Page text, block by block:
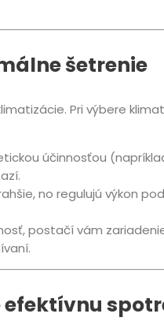
šetrenie
Pri výbere
účinnosťou
no regulujú výkon
postačí vám